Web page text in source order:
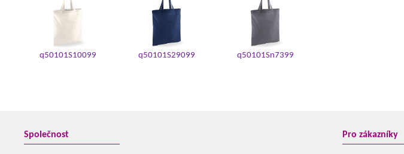
q50101S10099 q50101S29099 q50101Sn7399
Společnost Pro zákazníky